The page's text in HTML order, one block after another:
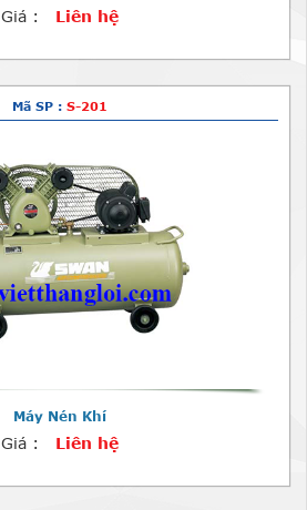
Giá : Liên hệ
Mã SP : S-201
Máy Nén Khí
Giá : Liên hệ